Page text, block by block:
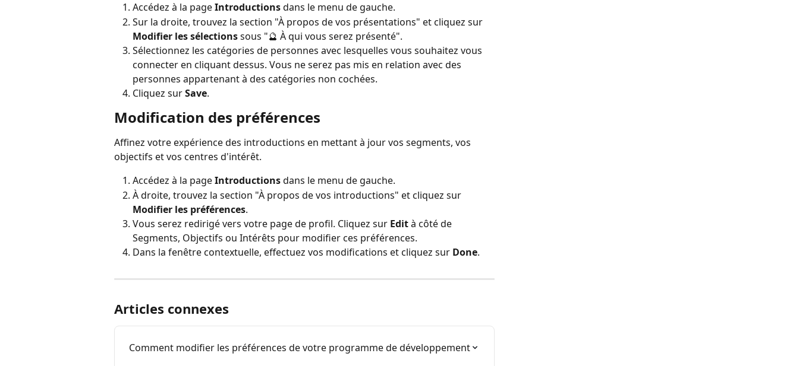
Accédez à la page Introductions dans le menu de gauche.
Sur la droite, trouvez la section "À propos de vos présentations" et cliquez sur
Modifier les sélections sous "🔮 À qui vous serez présenté".
Sélectionnez les catégories de personnes avec lesquelles vous souhaitez vous
connecter en cliquant dessus. Vous ne serez pas mis en relation avec des
personnes appartenant à des catégories non cochées.
Cliquez sur Save.
Modification des préférences
Affinez votre expérience des introductions en mettant à jour vos segments, vos
objectifs et vos centres d'intérêt.
Accédez à la page Introductions dans le menu de gauche.
À droite, trouvez la section "À propos de vos introductions" et cliquez sur
Modifier les préférences.
Vous serez redirigé vers votre page de profil. Cliquez sur Edit à côté de
Segments, Objectifs ou Intérêts pour modifier ces préférences.
Dans la fenêtre contextuelle, effectuez vos modifications et cliquez sur Done.
Articles connexes
Comment modifier les préférences de votre programme de développement